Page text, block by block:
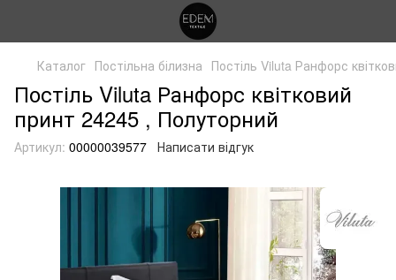
Каталог Постільна білизна Постіль Viluta Ранфорс
Постіль Viluta Ранфорс квітковий
принт 24245 , Полуторний
Артикул: 00000039577 Написати відгук